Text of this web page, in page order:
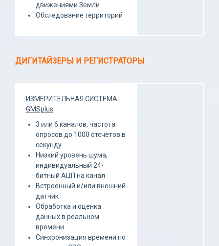
движениями Земли
Обследование территорий
ДИГИТАЙЗЕРЫ И РЕГИСТРАТОРЫ
ИЗМЕРИТЕЛЬНАЯ СИСТЕМА
GMSplus
3 или 6 каналов, частота
опросов до 1000 отсчетов в
секунду
Низкий уровень шума,
индивидуальный 24-
битный АЦП на канал
Встроенный и/или внешний
датчик
Обработка и оценка
данных в реальном
времени
Синхронизация времени по